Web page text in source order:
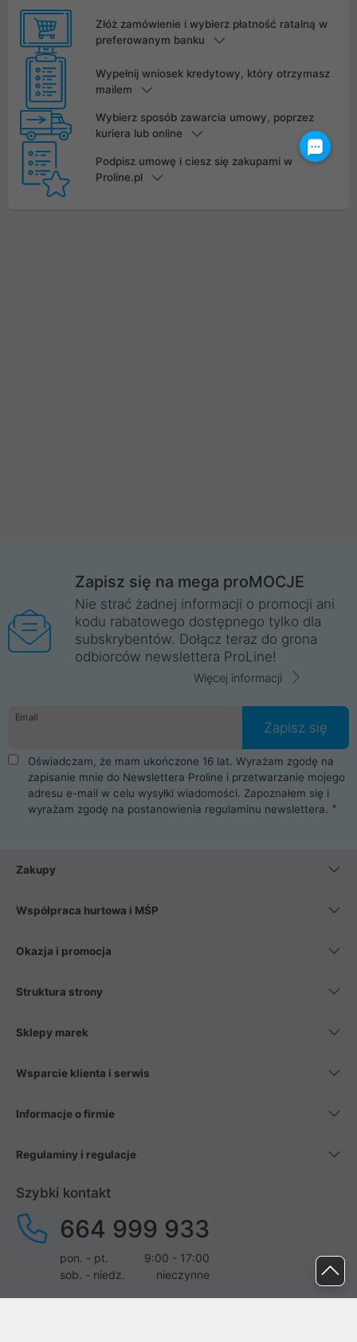
Złóż zamówienie i wybierz płatność ratalną w
preferowanym banku
Wypełnij wniosek kredytowy, który otrzymasz
mailem
Wybierz sposób zawarcia umowy, poprzez
kuriera lub online
Podpisz umowę i ciesz się zakupami w
Proline.pl
Zapisz się na mega proMOCJE
Nie strać żadnej informacji o promocji ani
kodu rabatowego dostępnego tylko dla
subskrybentów. Dołącz teraz do grona
odbiorców newslettera ProLine!
Więcej informacji
Email
Zapisz się
Oświadczam, że mam ukończone 16 lat. Wyrażam zgodę na
zapisanie mnie do Newslettera Proline i przetwarzanie mojego
adresu e-mail w celu wysyłki wiadomości. Zapoznałem się i
wyrażam zgodę na postanowienia regulaminu newslettera.
Zakupy
Współpraca hurtowa i MŚP
Okazja i promocja
Struktura strony
Sklepy marek
Wsparcie klienta i serwis
Informacje o firmie
Regulaminy i regulacje
Szybki kontakt
664 999 933
pon. - pt.
9:00 - 17:00
sob. - niedz.
nieczynne